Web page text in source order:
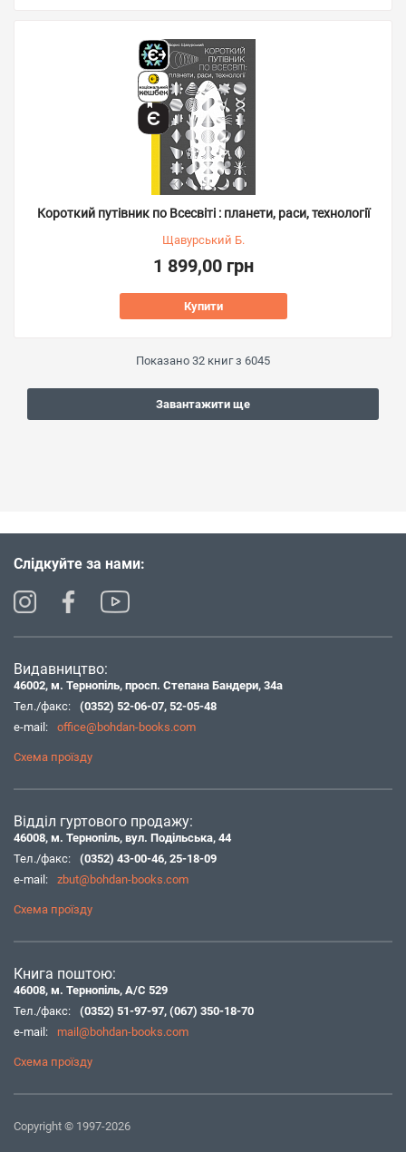
Короткий путівник по Всесвіті : планети, раси, технології
Щавурський Б.
1 899,00 грн
Купити
Показано 32 книг з 6045
Завантажити ще
Слідкуйте за нами:
Видавництво:
46002, м. Тернопіль, просп. Степана Бандери, 34а
Тел./факс:
(0352) 52-06-07, 52-05-48
e-mail:
office@bohdan-books.com
Схема проїзду
Відділ гуртового продажу:
46008, м. Тернопіль, вул. Подільська, 44
Тел./факс:
(0352) 43-00-46, 25-18-09
e-mail:
zbut@bohdan-books.com
Схема проїзду
Книга поштою:
46008, м. Тернопіль, А/С 529
Тел./факс:
(0352) 51-97-97, (067) 350-18-70
e-mail:
mail@bohdan-books.com
Схема проїзду
Copyright © 1997-2026